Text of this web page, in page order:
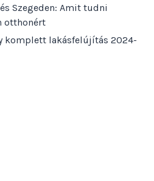
Szegeden: Amit tudni
otthonért
komplett lakásfelújítás 2024-